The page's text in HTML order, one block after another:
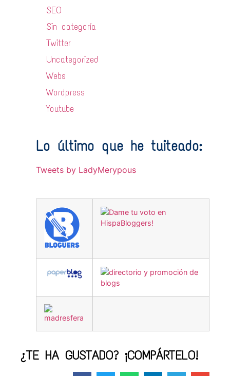
SEO
Sin categoría
Twitter
Uncategorized
Webs
Wordpress
Youtube
Lo último que he tuiteado:
Tweets by LadyMerypous
¿TE HA GUSTADO? ¡COMPÁRTELO!